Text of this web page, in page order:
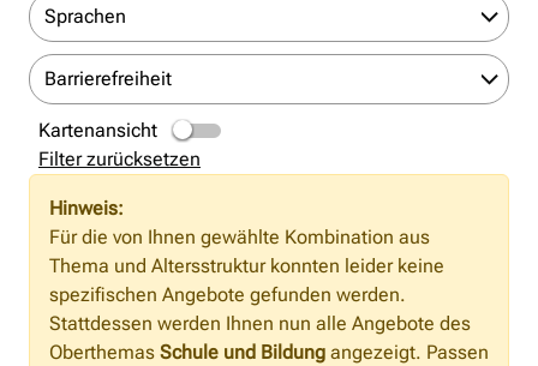
Sprachen
Barrierefreiheit
Kartenansicht
Filter zurücksetzen
Hinweis:
Für die von Ihnen gewählte Kombination aus
Thema und Altersstruktur konnten leider keine
spezifischen Angebote gefunden werden.
Stattdessen werden Ihnen nun alle Angebote des
Oberthemas Schule und Bildung angezeigt. Passen